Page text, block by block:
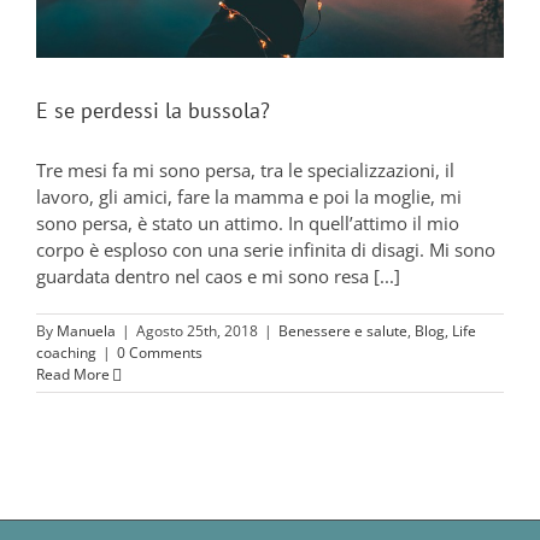
E se perdessi la bussola?
Tre mesi fa mi sono persa, tra le specializzazioni, il
lavoro, gli amici, fare la mamma e poi la moglie, mi
sono persa, è stato un attimo. In quell’attimo il mio
corpo è esploso con una serie infinita di disagi. Mi sono
guardata dentro nel caos e mi sono resa [...]
By Manuela | Agosto 25th, 2018 | Benessere e salute, Blog, Life
coaching | 0 Comments
Read More